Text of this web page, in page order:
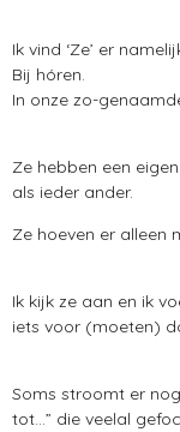
Ik vind ‘Ze’ er
Bij hóren.
In onze zo-
Ze hebben een
als ieder ander.
Ze hoeven er alleen
Ik kijk ze aan en ik
iets voor (moeten)
Soms stroomt er
tot…” die veelal